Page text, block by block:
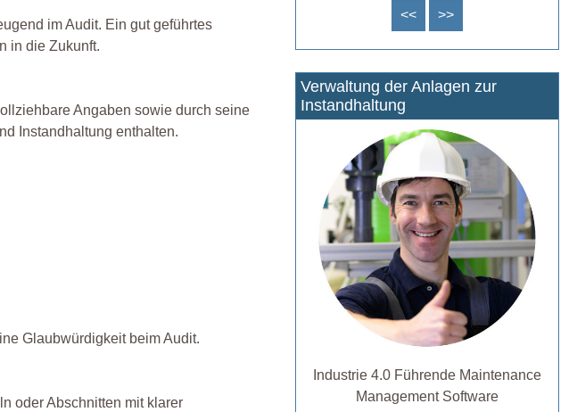
im Audit. Ein gut geführtes
in die Zukunft.
Angaben sowie durch seine
Instandhaltung enthalten.
Glaubwürdigkeit beim Audit.
oder Abschnitten mit klarer
<< >>
Verwaltung der Anlagen zur
Instandhaltung
Industrie 4.0 Führende Maintenance
Management Software